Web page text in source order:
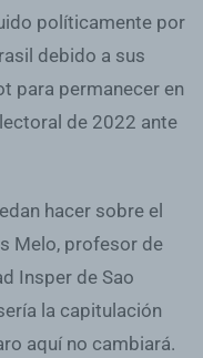
políticamente por
debido a sus
para permanecer en
de 2022 ante
hacer sobre el
Melo, profesor de
Insper de Sao
la capitulación
aquí no cambiará.